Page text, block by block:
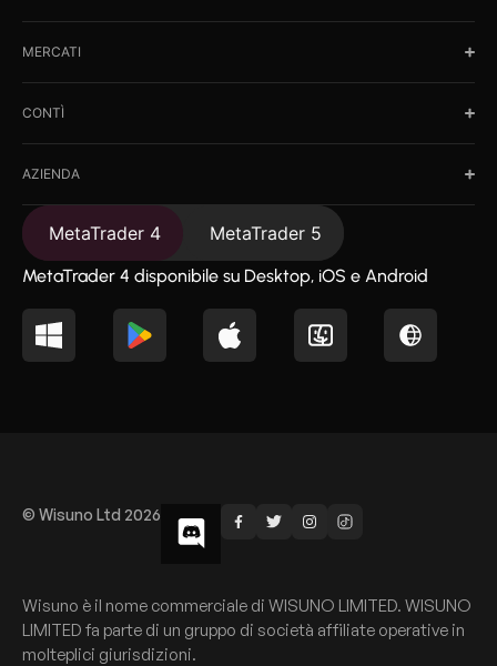
MERCATI
CONTÌ
AZIENDA
MetaTrader 4 MetaTrader 5
MetaTrader 4 disponibile su Desktop, iOS e Android
© Wisuno Ltd 2026
Wisuno è il nome commerciale di WISUNO LIMITED. WISUNO
LIMITED fa parte di un gruppo di società affiliate operative in
molteplici giurisdizioni.